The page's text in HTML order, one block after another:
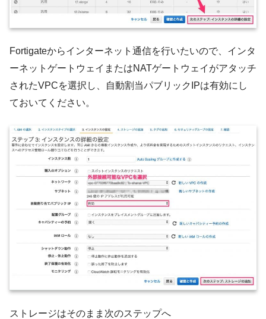
Fortigateからインターネット通信を行いたいので、インタ
ーネットゲートウェイまたはNATゲートウェイがアタッチ
されたVPCを選択し、自動割当パブリックIPは有効にし
ておいてください。
ストレージはそのまま次のステップへ